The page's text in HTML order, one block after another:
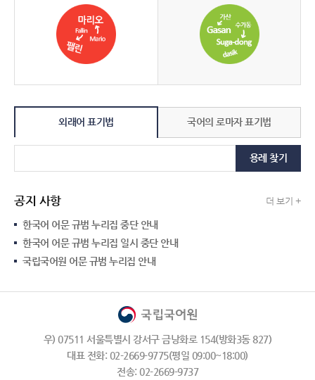
외래어 표기법 국어의 로마자 표기법
용례 찾기
공지 사항 더 보기 +
한국어 어문 규범 누리집 중단 안내
한국어 어문 규범 누리집 일시 중단 안내
국립국어원 어문 규범 누리집 안내
우) 07511 서울특별시 강서구 금낭화로 154(방화3동 827)
대표 전화: 02-2669-9775(평일 09:00~18:00)
전송: 02-2669-9737